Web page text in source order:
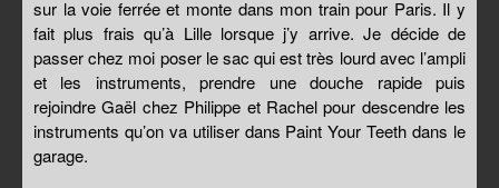
sur la voie ferrée et monte dans mon train pour Paris. Il y
fait plus frais qu’à Lille lorsque j’y arrive. Je décide de
passer chez moi poser le sac qui est très lourd avec l’ampli
et les instruments, prendre une douche rapide puis
rejoindre Gaël chez Philippe et Rachel pour descendre les
instruments qu’on va utiliser dans Paint Your Teeth dans le
garage.